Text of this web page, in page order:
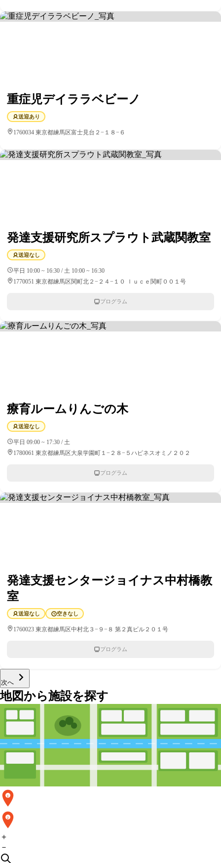
重症児デイララベビーノ
送迎あり
1760034 東京都練馬区富士見台２−１８−６
発達支援研究所スプラウト武蔵関教室
送迎なし
平日 10:00 ~ 16:30 / 土 10:00 ~ 16:30
1770051 東京都練馬区関町北２−２４−１０ ｌｕｃｅ関町００１号
プログラム
療育ルームりんごの木
送迎なし
平日 09:00 ~ 17:30 / 土
1780061 東京都練馬区大泉学園町１−２８−５ハピネスオミノ２０２
プログラム
発達支援センタージョイナス中村橋教
室
送迎なし 空きなし
1760023 東京都練馬区中村北３−９−８ 第２真ビル２０１号
プログラム
次へ
地図から施設を探す
1
2
＋
－